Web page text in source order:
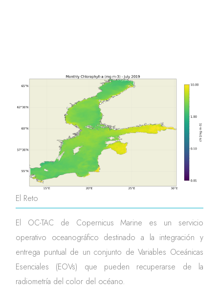
El Reto
El OC-TAC de Copernicus Marine es un servicio
operativo oceanográfico destinado a la integración y
entrega puntual de un conjunto de Variables Oceánicas
Esenciales (EOVs) que pueden recuperarse de la
radiometría del color del océano.